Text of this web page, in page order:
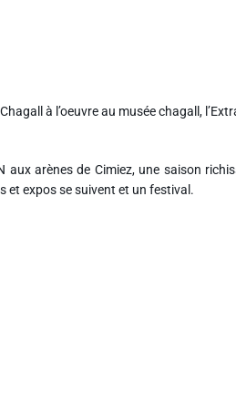
à l’oeuvre au musée chagall,
arènes de Cimiez, une saison
et expos se suivent et un festival.